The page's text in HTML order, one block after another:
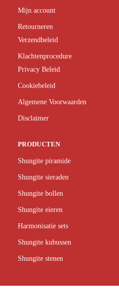
Mijn account
Retourneren
Verzendbeleid
Klachtenprocedure
Privacy Beleid
Cookiebeleid
Algemene Voorwaarden
Disclaimer
PRODUCTEN
Shungite piramide
Shungite sieraden
Shungite bollen
Shungite eieren
Harmonisatie sets
Shungite kubussen
Shungite stenen